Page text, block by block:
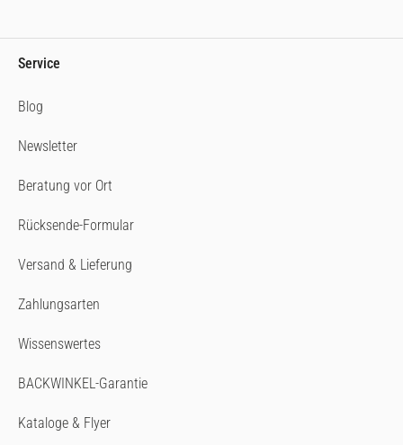
Service
Blog
Newsletter
Beratung vor Ort
Rücksende-Formular
Versand & Lieferung
Zahlungsarten
Wissenswertes
BACKWINKEL-Garantie
Kataloge & Flyer